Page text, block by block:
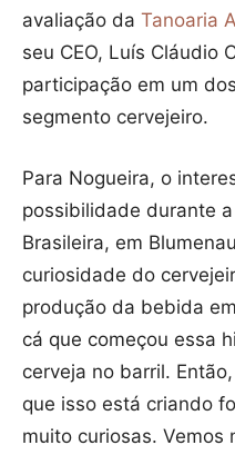
avaliação da Tanoaria
seu CEO, Luís Cláudio
participação em um
segmento cervejeiro.
Para Nogueira, o
possibilidade durante
Brasileira, em
curiosidade do
produção da bebida em
cá que começou essa
cerveja no barril.
que isso está criando
muito curiosas.